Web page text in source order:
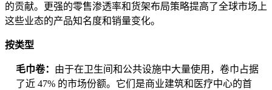
的贡献。更强的零售渗透率和货架布局策略提高了全球市场上
这些业态的产品知名度和销量变化。
按类型
毛巾卷： 由于在卫生间和公共设施中大量使用，卷巾占据
了近 47% 的市场份额。它们是商业建筑和医疗中心的首